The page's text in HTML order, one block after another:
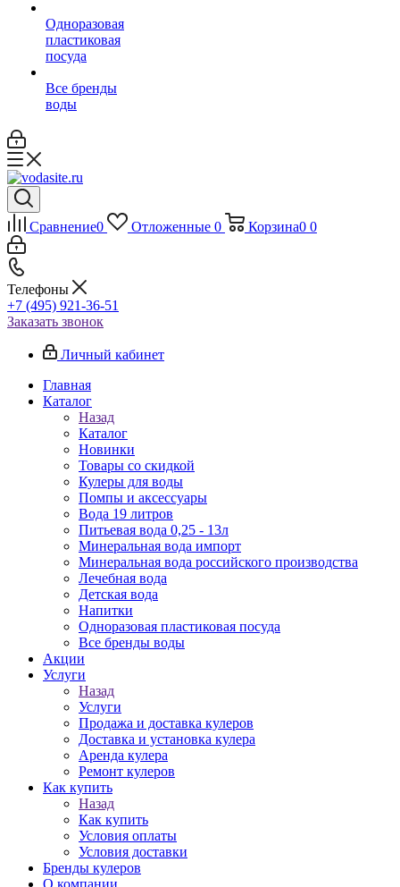
Одноразовая
пластиковая
посуда
Все бренды
воды
Сравнение0 Отложенные 0 Корзина0 0
Телефоны
+7 (495) 921-36-51
Заказать звонок
Личный кабинет
Главная
Каталог
Назад
Каталог
Новинки
Товары со скидкой
Кулеры для воды
Помпы и аксессуары
Вода 19 литров
Питьевая вода 0,25 - 13л
Минеральная вода импорт
Минеральная вода российского производства
Лечебная вода
Детская вода
Напитки
Одноразовая пластиковая посуда
Все бренды воды
Акции
Услуги
Назад
Услуги
Продажа и доставка кулеров
Доставка и установка кулера
Аренда кулера
Ремонт кулеров
Как купить
Назад
Как купить
Условия оплаты
Условия доставки
Бренды кулеров
О компании